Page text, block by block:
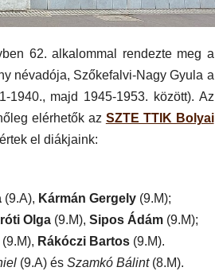
62. alkalommal rendezte meg a
névadója, Szőkefalvi-Nagy Gyula a
1940., majd 1945-1953. között). Az
elérhetők az SZTE TTIK Bolyai
el diákjaink:
(9.A), Kármán Gergely (9.M);
Olga (9.M), Sipos Ádám (9.M);
(9.M), Rákóczi Bartos (9.M).
(9.A) és Szamkó Bálint(8.M).